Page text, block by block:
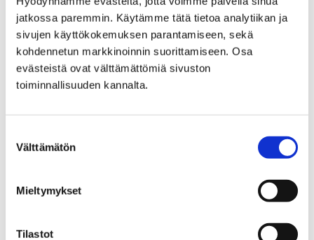
jatkossa paremmin. Käytämme tätä tietoa analytiikan ja
sivujen käyttökokemuksen parantamiseen, sekä
kohdennetun markkinoinnin suorittamiseen. Osa
evästeistä ovat välttämättömiä sivuston
toiminnallisuuden kannalta.
valinta
Välttämätön
Mieltymykset
Tilastot
Opiskelijan Pori